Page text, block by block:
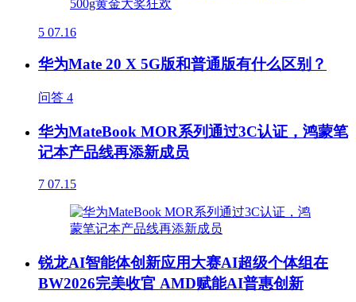
5 07.16
华为Mate 20 X 5G版和普通版有什么区别？
问答 4
华为MateBook MOR系列通过3C认证，鸿蒙笔
记本产品线再添新成员
7 07.15
锐龙AI智能体创新应用大赛AI超级个体组在
BW2026完美收官 AMD赋能AI普惠创新